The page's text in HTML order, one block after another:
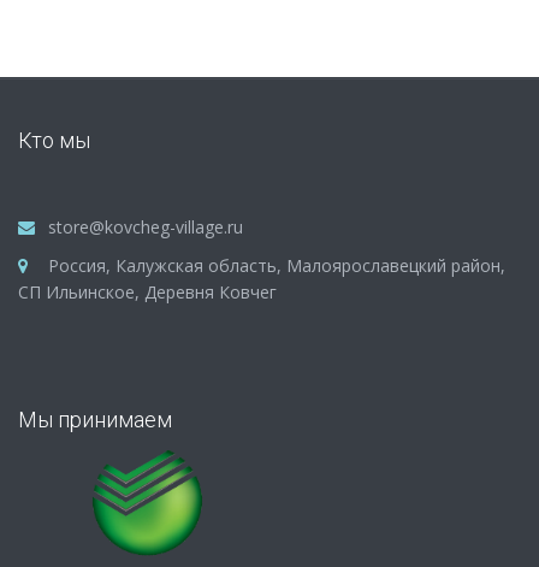
Кто мы
store@kovcheg-village.ru
Россия, Калужская область, Малоярославецкий район,
СП Ильинское, Деревня Ковчег
Мы принимаем